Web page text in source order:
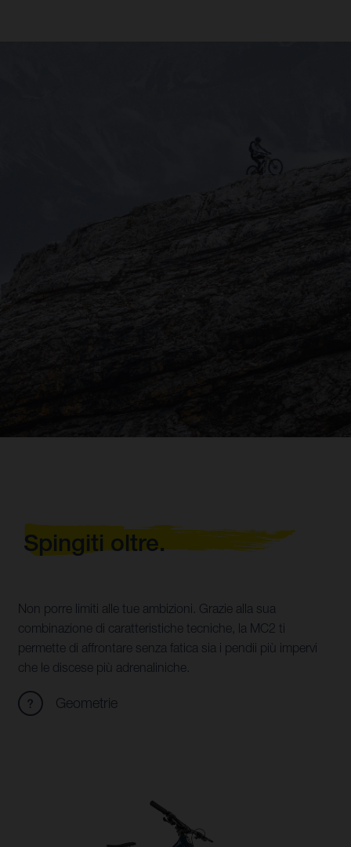
Spingiti oltre.
Non porre limiti alle tue ambizioni. Grazie alla sua
combinazione di caratteristiche tecniche, la MC2 ti
permette di affrontare senza fatica sia i pendii più impervi
che le discese più adrenaliniche.
Geometrie